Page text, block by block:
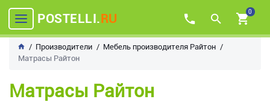
POSTELLI.RU 0
Производители
Мебель производителя Райтон
Матрасы Райтон
Матрасы Райтон